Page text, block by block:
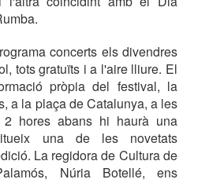
concerts els divendres
tots gratuïts i a l'aire lliure. El
pròpia del festival, la
a la plaça de Catalunya, a les
hores abans hi haurà una
una de les novetats
La regidora de Cultura de
Núria Botellé, ens